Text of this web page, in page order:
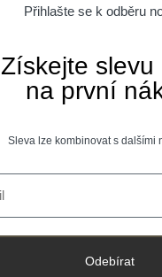
Přihlašte se k odběru
Získejte slevu
na první
Sleva lze kombinovat s dalšími
Odebírat